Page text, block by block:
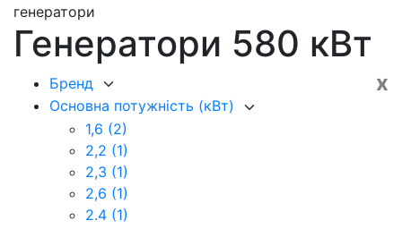
генератори
Генератори 580 кВт
x
Бренд
Основна потужність (кВт)
1,6 (2)
2,2 (1)
2,3 (1)
2,6 (1)
2.4 (1)